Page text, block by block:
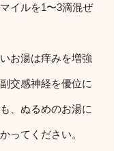
イルを1〜3滴混ぜ
お湯は痒みを増強
交感神経を優位に
、ぬるめのお湯に
ってください。